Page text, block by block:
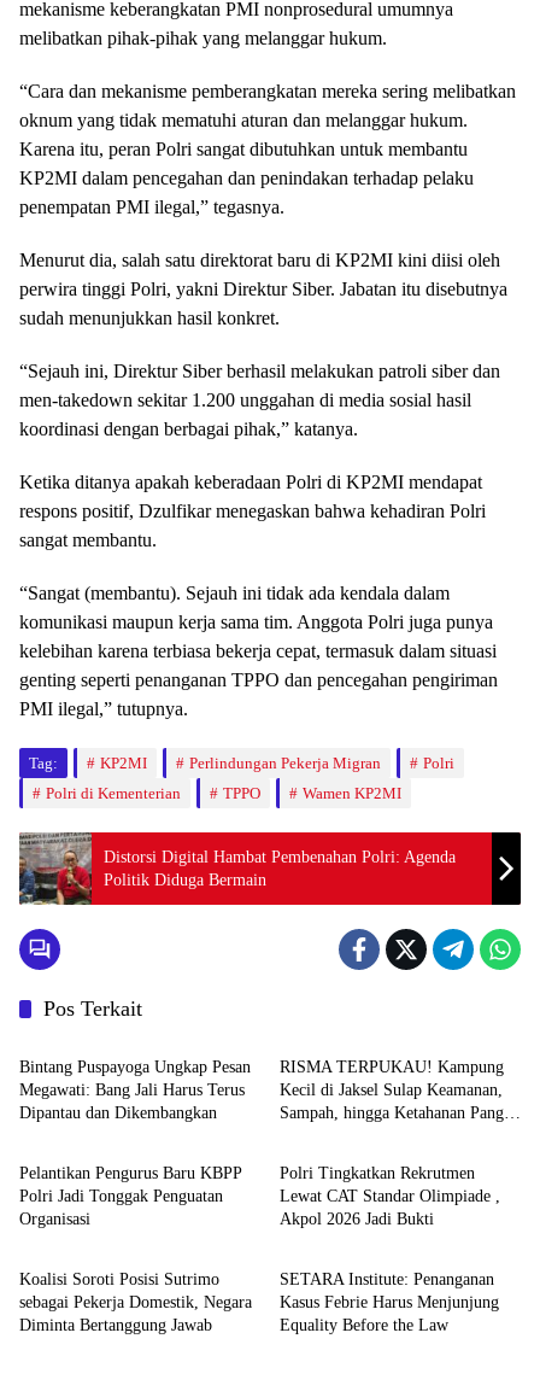
mekanisme keberangkatan PMI nonprosedural umumnya
melibatkan pihak-pihak yang melanggar hukum.
“Cara dan mekanisme pemberangkatan mereka sering melibatkan
oknum yang tidak mematuhi aturan dan melanggar hukum.
Karena itu, peran Polri sangat dibutuhkan untuk membantu
KP2MI dalam pencegahan dan penindakan terhadap pelaku
penempatan PMI ilegal,” tegasnya.
Menurut dia, salah satu direktorat baru di KP2MI kini diisi oleh
perwira tinggi Polri, yakni Direktur Siber. Jabatan itu disebutnya
sudah menunjukkan hasil konkret.
“Sejauh ini, Direktur Siber berhasil melakukan patroli siber dan
men-takedown sekitar 1.200 unggahan di media sosial hasil
koordinasi dengan berbagai pihak,” katanya.
Ketika ditanya apakah keberadaan Polri di KP2MI mendapat
respons positif, Dzulfikar menegaskan bahwa kehadiran Polri
sangat membantu.
“Sangat (membantu). Sejauh ini tidak ada kendala dalam
komunikasi maupun kerja sama tim. Anggota Polri juga punya
kelebihan karena terbiasa bekerja cepat, termasuk dalam situasi
genting seperti penanganan TPPO dan pencegahan pengiriman
PMI ilegal,” tutupnya.
Tag: KP2MI Perlindungan Pekerja Migran
Polri
Polri di Kementerian
TPPO Wamen KP2MI
Distorsi Digital Hambat Pembenahan Polri: Agenda
Politik Diduga Bermain
Pos Terkait
News
Bintang Puspayoga Ungkap Pesan
Megawati: Bang Jali Harus Terus
Dipantau dan Dikembangkan
RISMA TERPUKAU! Kampung
Kecil di Jaksel Sulap Keamanan,
Sampah, hingga Ketahanan Pangan
News
Pelantikan Pengurus Baru KBPP
Polri Jadi Tonggak Penguatan
Organisasi
News
Polri Tingkatkan Rekrutmen
Lewat CAT Standar Olimpiade ,
Akpol 2026 Jadi Bukti
News
Koalisi Soroti Posisi Sutrimo
sebagai Pekerja Domestik, Negara
Diminta Bertanggung Jawab
News
SETARA Institute: Penanganan
Kasus Febrie Harus Menjunjung
Equality Before the Law